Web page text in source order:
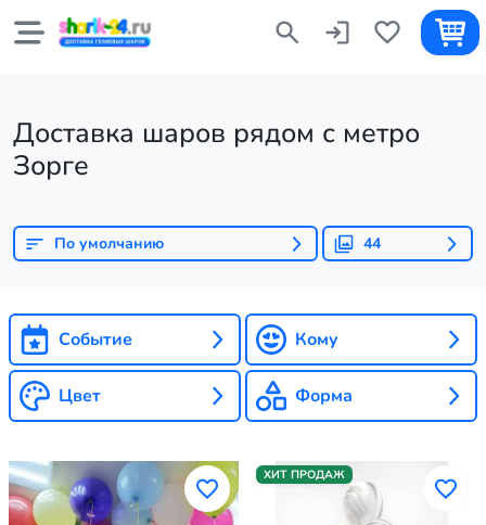
Доставка шаров рядом с метро
Зорге
По умолчанию 44
Событие Кому
Цвет Форма
ХИТ ПРОДАЖ